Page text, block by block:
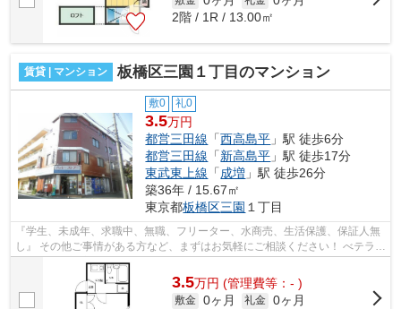
2階 / 1R / 13.00㎡
賃貸 | マンション 板橋区三園１丁目のマンション
敷0 礼0
3.5万円
都営三田線 「西高島平 」駅 徒歩6分
都営三田線 「新高島平 」駅 徒歩17分
東武東上線 「成増 」駅 徒歩26分
築36年 / 15.67㎡
東京都板橋区三園 １丁目
『学生、未成年、求職中、無職、フリーター、水商売、生活保護、保証人無
し』 その他ご事情がある方など、まずはお気軽にご相談ください！ べテラン
スタッフが対応致しますのでご希望...
3.5万円 (管理費等：- )
敷金 0ヶ月 礼金 0ヶ月